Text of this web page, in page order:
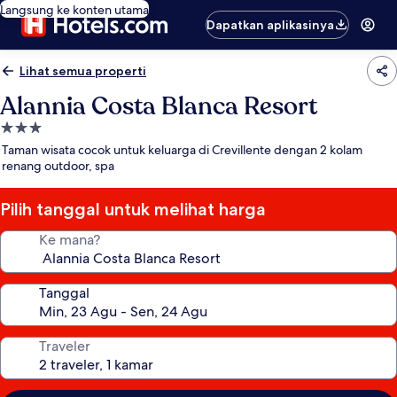
Langsung ke konten utama
Dapatkan aplikasinya
Lihat semua properti
Alannia Costa Blanca Resort
Properti
bintang
3.0
Taman wisata cocok untuk keluarga di Crevillente dengan 2 kolam
renang outdoor, spa
Pilih tanggal untuk melihat harga
Ke mana?
Tanggal
Traveler